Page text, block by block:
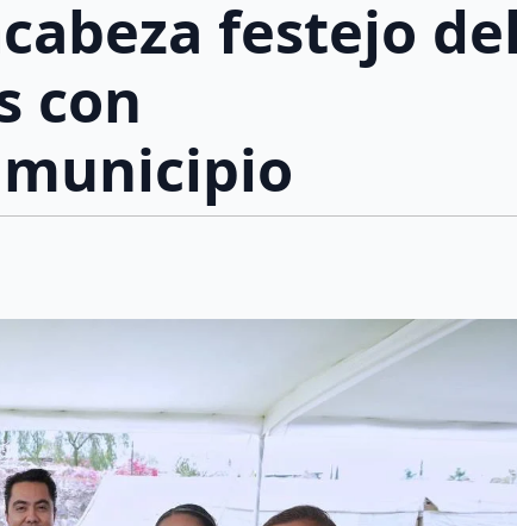
festejo
con